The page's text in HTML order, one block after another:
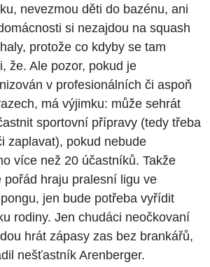
nevezmou děti do bazénu, ani
si nezajdou na squash
protože co kdyby se tam
že. Ale pozor, pokud je
v profesionálních či aspoň
má výjimku: může sehrát
sportovní přípravy (tedy třeba
zaplavat), pokud nebude
více než 20 účastníků. Takže
pořád hraju pralesní ligu ve
jen bude potřeba vyřídit
rodiny. Jen chudáci neočkovaní
hrát zápasy zas bez brankářů,
nešťastník Arenberger.